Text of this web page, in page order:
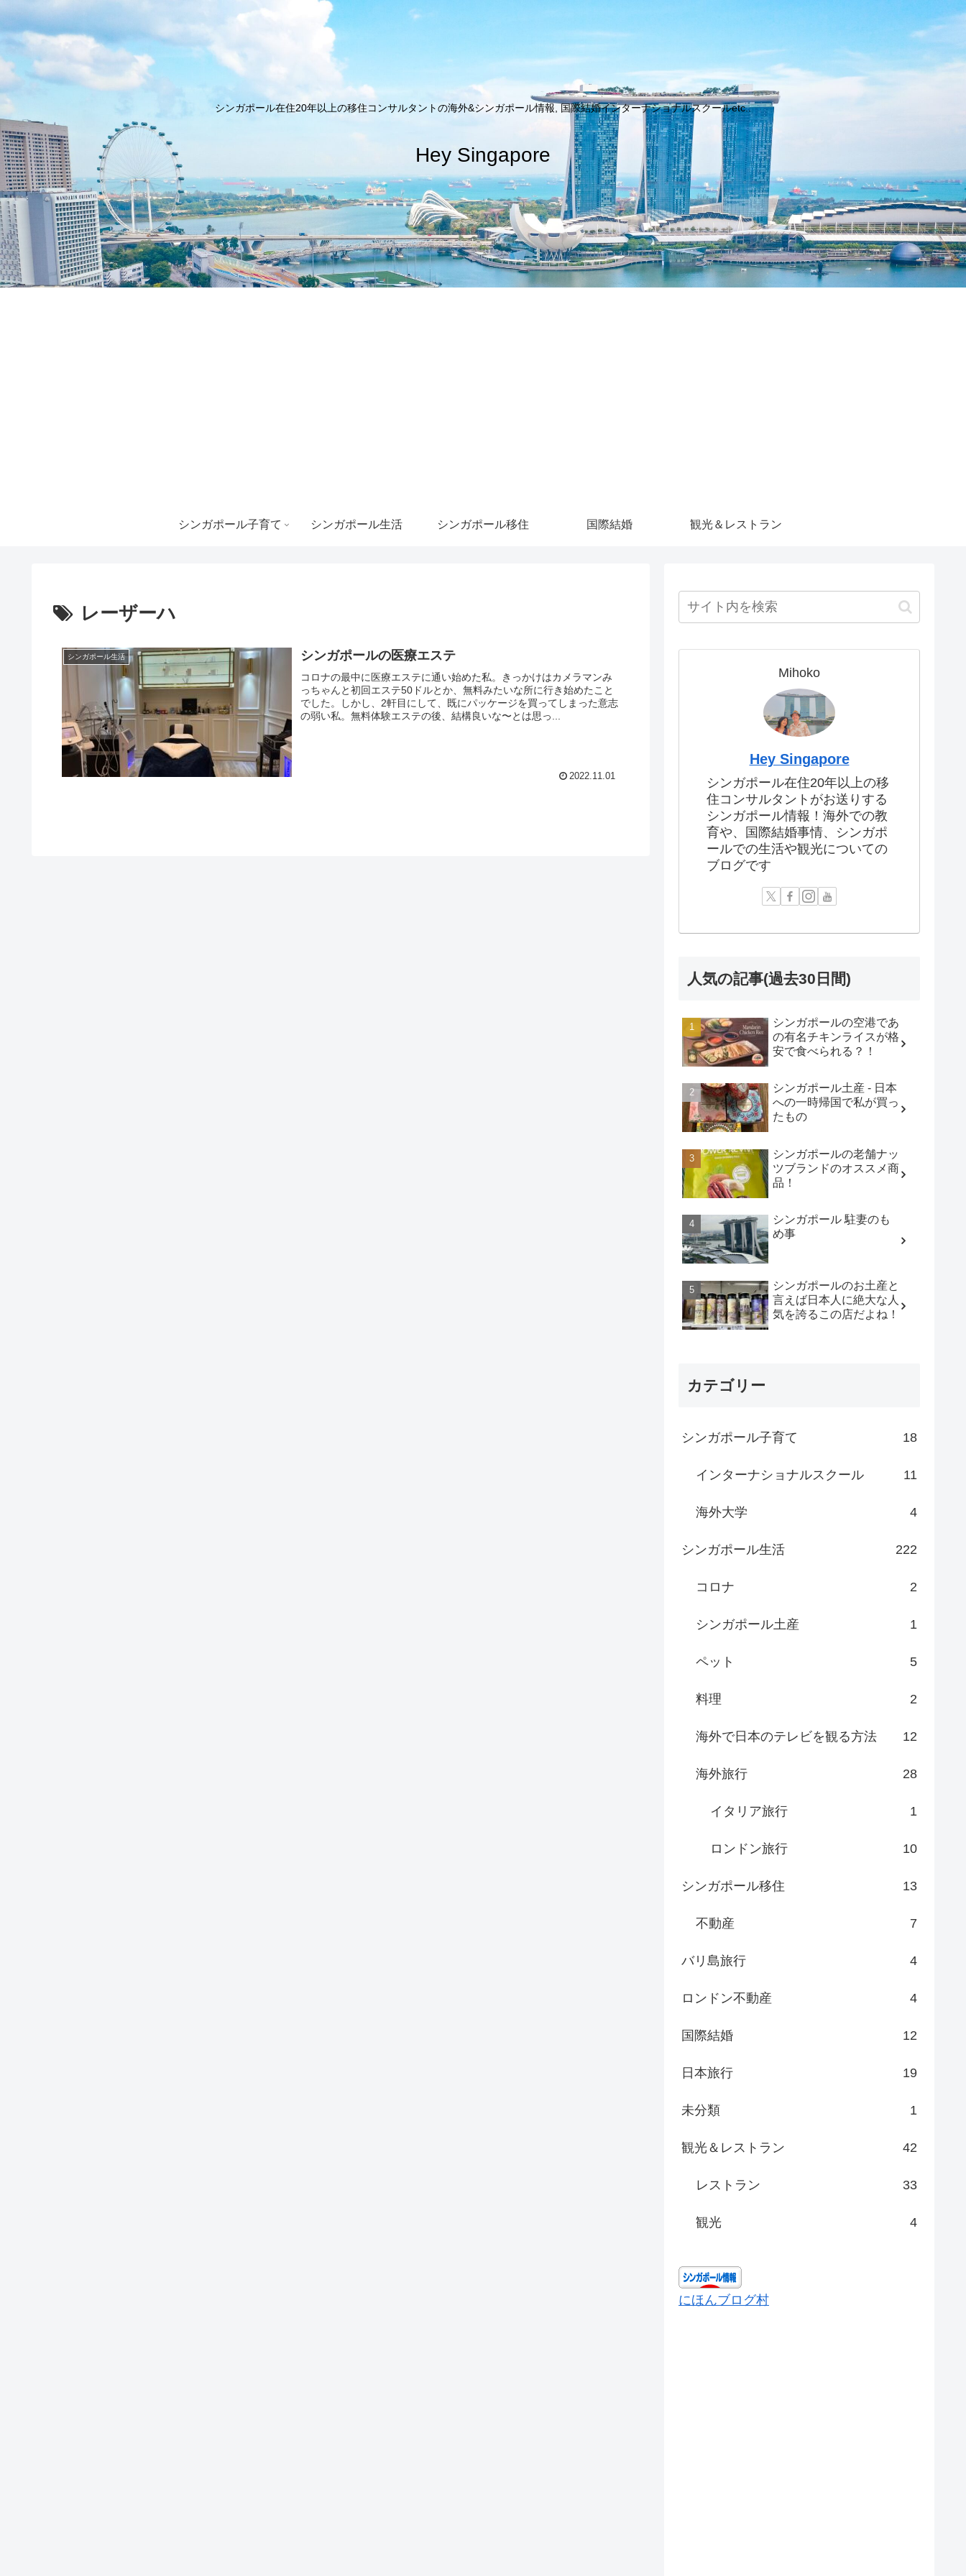
シンガポール在住20年以上の移住コンサルタントの海外&シンガポール情報, 国際結婚インターナショナルスクールetc..
Hey Singapore
シンガポール子育て シンガポール生活 シンガポール移住 国際結婚 観光＆レストラン
レーザーハ
シンガポール生活 シンガポールの医療エステ
コロナの最中に医療エステに通い始めた私。きっかけはカメラマンみ
っちゃんと初回エステ50ドルとか、無料みたいな所に行き始めたこと
でした。しかし、2軒目にして、既にパッケージを買ってしまった意志
の弱い私。無料体験エステの後、結構良いな〜とは思っ...
2022.11.01
Mihoko
Hey Singapore
シンガポール在住20年以上の移
住コンサルタントがお送りする
シンガポール情報！海外での教
育や、国際結婚事情、シンガポ
ールでの生活や観光についての
ブログです
人気の記事(過去30日間)
シンガポールの空港であ
の有名チキンライスが格
安で食べられる？！
シンガポール土産 - 日本
への一時帰国で私が買っ
たもの
シンガポールの老舗ナッ
ツブランドのオススメ商
品！
シンガポール 駐妻のも
め事
シンガポールのお土産と
言えば日本人に絶大な人
気を誇るこの店だよね！
カテゴリー
シンガポール子育て 18
インターナショナルスクール 11
海外大学 4
シンガポール生活 222
コロナ 2
シンガポール土産 1
ペット 5
料理 2
海外で日本のテレビを観る方法 12
海外旅行 28
イタリア旅行 1
ロンドン旅行 10
シンガポール移住 13
不動産 7
バリ島旅行 4
ロンドン不動産 4
国際結婚 12
日本旅行 19
未分類 1
観光＆レストラン 42
レストラン 33
観光 4
にほんブログ村